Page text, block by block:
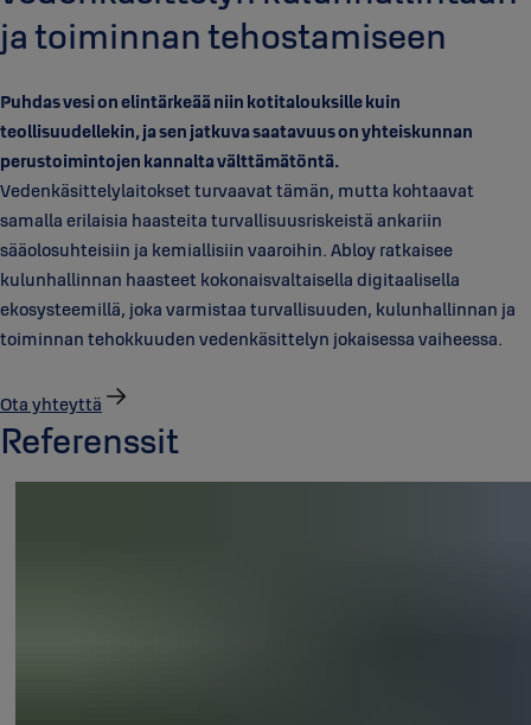
ja toiminnan tehostamiseen
Puhdas vesi on elintärkeää niin kotitalouksille kuin
teollisuudellekin, ja sen jatkuva saatavuus on yhteiskunnan
perustoimintojen kannalta välttämätöntä.
Vedenkäsittelylaitokset turvaavat tämän, mutta kohtaavat
samalla erilaisia haasteita turvallisuusriskeistä ankariin
sääolosuhteisiin ja kemiallisiin vaaroihin. Abloy ratkaisee
kulunhallinnan haasteet kokonaisvaltaisella digitaalisella
ekosysteemillä, joka varmistaa turvallisuuden, kulunhallinnan ja
toiminnan tehokkuuden vedenkäsittelyn jokaisessa vaiheessa.
Ota yhteyttä
Referenssit